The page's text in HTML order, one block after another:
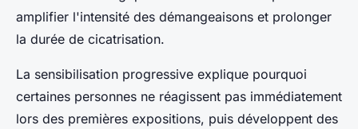
amplifier l'intensité des démangeaisons et prolonger
la durée de cicatrisation.
La sensibilisation progressive explique pourquoi
certaines personnes ne réagissent pas immédiatement
lors des premières expositions, puis développent des